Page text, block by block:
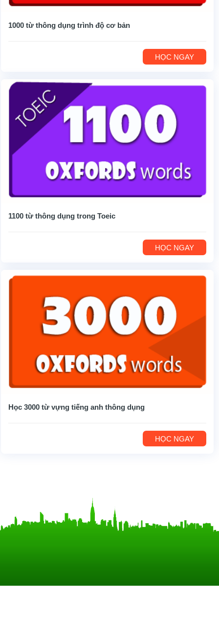
1000 từ thông dụng trình độ cơ bản
HỌC NGAY
1100 từ thông dụng trong Toeic
HỌC NGAY
Học 3000 từ vựng tiếng anh thông dụng
HỌC NGAY